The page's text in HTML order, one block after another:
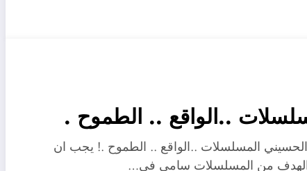
..الواقع .. الطموح .
المسلسلات ..الواقع .. الطموح .! يجب ان
من المسلسلات سامي في…